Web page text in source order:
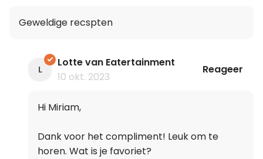
Geweldige recspten
L
Lotte van Eatertainment
10 okt. 2023
Reageer
Hi Miriam,
Dank voor het compliment! Leuk om te
horen. Wat is je favoriet?